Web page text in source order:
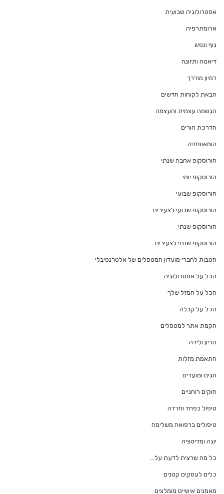
אסטרולוגיה שבועית
ארומתרפיה
גוף ונפש
דיאטה ותזונה
דמיון מודרך
הבאת לקוחות חדשים
הגשמה עצמית והעצמה
הדרכת הורים
הומאופתיה
הורוסקופ אהבה שנתי
הורוסקופ יומי
הורוסקופ שבועי
הורוסקופ שבועי לצעירים
הורוסקופ שנתי
הורוסקופ שנתי לצעירים
הטבות לחברי מועדון המטפלים של אלטרנטיבלי
הכל על אסטרולוגיה
הכל על המזל שלך
הכל על קבלה
הקמת אתר למטפלים
הריון ולידה
התאמת מזלות
חגים ומועדים
חוקים רוחניים
טיפול בפחד וחרדה
טיפולים ברפואה משלימה
יוגה ומדיטציה
כל מה שרצית לדעת על…
כלים לעסקים קטנים
מאמנים אישיים מומלצים